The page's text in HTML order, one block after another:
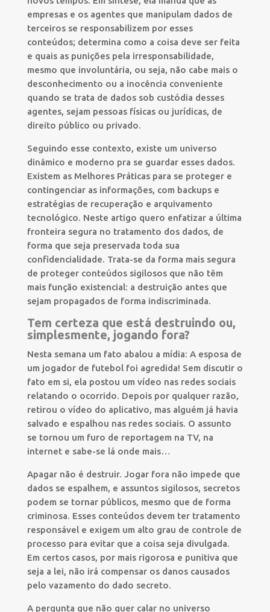
empresas e os agentes que manipulam dados de
terceiros se responsabilizem por esses
conteúdos; determina como a coisa deve ser feita
e quais as punições pela irresponsabilidade,
mesmo que involuntária, ou seja, não cabe mais o
desconhecimento ou a inocência conveniente
quando se trata de dados sob custódia desses
agentes, sejam pessoas físicas ou jurídicas, de
direito público ou privado.
Seguindo esse contexto, existe um universo
dinâmico e moderno pra se guardar esses dados.
Existem as Melhores Práticas para se proteger e
contingenciar as informações, com backups e
estratégias de recuperação e arquivamento
tecnológico. Neste artigo quero enfatizar a última
fronteira segura no tratamento dos dados, de
forma que seja preservada toda sua
confidencialidade. Trata-se da forma mais segura
de proteger conteúdos sigilosos que não têm
mais função existencial: a destruição antes que
sejam propagados de forma indiscriminada.
Tem certeza que está destruindo ou,
simplesmente, jogando fora?
Nesta semana um fato abalou a mídia: A esposa de
um jogador de futebol foi agredida! Sem discutir o
fato em si, ela postou um vídeo nas redes sociais
relatando o ocorrido. Depois por qualquer razão,
retirou o vídeo do aplicativo, mas alguém já havia
salvado e espalhou nas redes sociais. O assunto
se tornou um furo de reportagem na TV, na
internet e sabe-se lá onde mais…
Apagar não é destruir. Jogar fora não impede que
dados se espalhem, e assuntos sigilosos, secretos
podem se tornar públicos, mesmo que de forma
criminosa. Esses conteúdos devem ter tratamento
responsável e exigem um alto grau de controle de
processo para evitar que a coisa seja divulgada.
Em certos casos, por mais rigorosa e punitiva que
seja a lei, não irá compensar os danos causados
pelo vazamento do dado secreto.
A pergunta que não quer calar no universo